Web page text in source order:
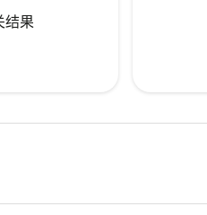
结果
cmp-view-offers-
cmp-view-offers-
FOC–MDC: cmp-view-offers-
FOC–MDC: cmp-view-
FOC–MDC: cmp-
FOC–MDC: